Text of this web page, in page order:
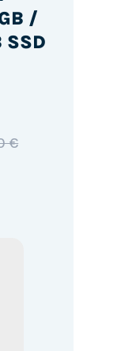
/
SSD
€